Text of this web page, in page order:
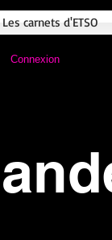
Les carnets d'ETSO
Connexion